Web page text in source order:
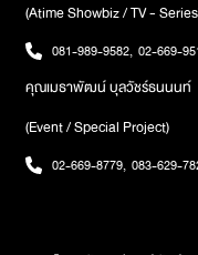
(Atime Showbiz / TV -
081-989-9582, 02-669-
คุณเมธาพัฒน์ บุลวัชร์ธนนนท์
(Event / Special Project)
02-669-8779, 083-629-